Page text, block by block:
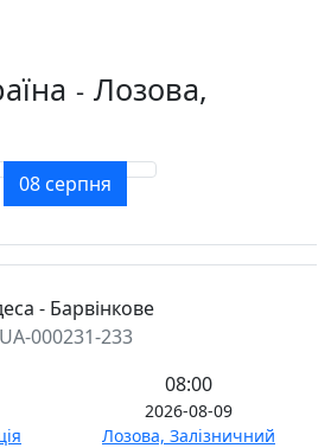
- Лозова,
08 серпня
- Барвінкове
UA-000231-233
08:00
2026-08-09
Лозова, Залізничний